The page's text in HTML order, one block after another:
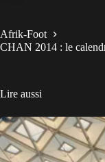
Afrik-Foot
CHAN 2014 : le
Lire aussi